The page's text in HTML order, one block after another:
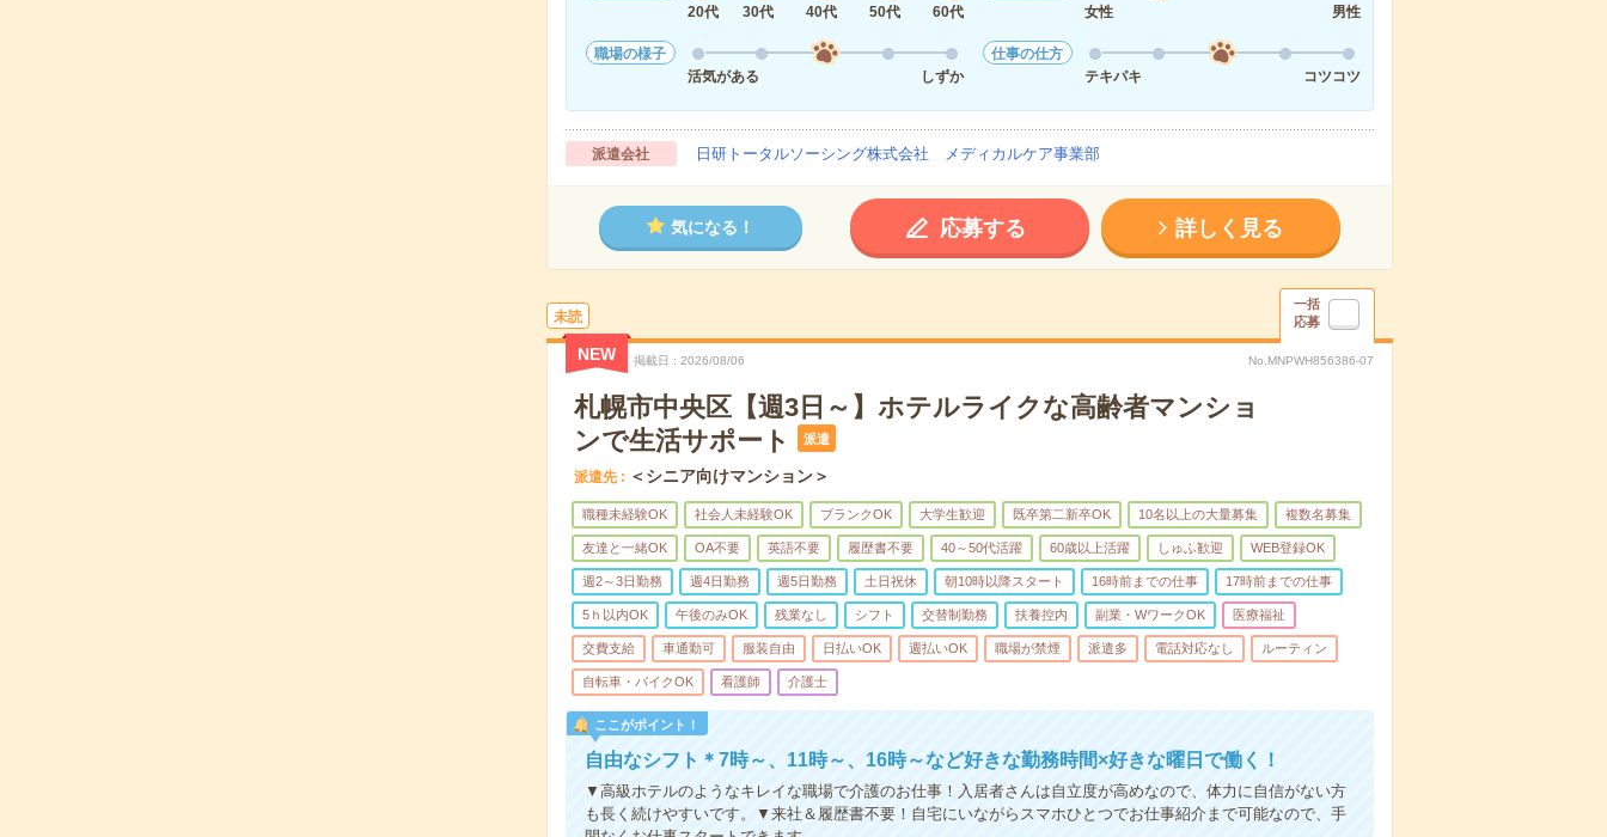
20代
30代 40代 50代 60代
女性
男性
職場の様子
活気がある
しずか
仕事の仕方
テキパキ
コツコツ
派遣会社 日研トータルソーシング株式会社 メディカルケア事業部
気になる！ 応募する 詳しく見る
未読
一括
応募
NEW 掲載日 2026/08/06 No.MNPWH856386-07
札幌市中央区【週3日～】ホテルライクな高齢者マンショ
ンで生活サポート
派遣
派遣先 ＜シニア向けマンション＞
職種未経験OK 社会人未経験OK ブランクOK 大学生歓迎 既卒第二新卒OK 10名以上の大量募集 複数名募集
友達と一緒OK OA不要 英語不要 履歴書不要 40～50代活躍 60歳以上活躍 しゅふ歓迎 WEB登録OK
週2～3日勤務 週4日勤務 週5日勤務 土日祝休 朝10時以降スタート 16時前までの仕事 17時前までの仕事
5ｈ以内OK 午後のみOK 残業なし シフト 交替制勤務 扶養控内 副業・WワークOK 医療福祉
交費支給 車通勤可 服装自由 日払いOK 週払いOK 職場が禁煙 派遣多 電話対応なし ルーティン
自転車・バイクOK 看護師 介護士
ここがポイント！
自由なシフト＊7時～、11時～、16時～など好きな勤務時間×好きな曜日で働く！
▼高級ホテルのようなキレイな職場で介護のお仕事！入居者さんは自立度が高めなので、体力に自信がない方
も長く続けやすいです。▼来社＆履歴書不要！自宅にいながらスマホひとつでお仕事紹介まで可能なので、手